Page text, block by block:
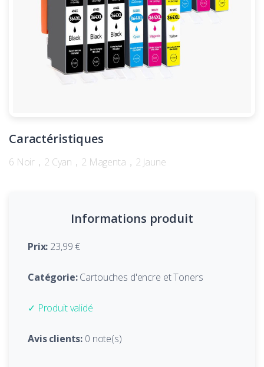
Caractéristiques
6 Noir，2 Cyan，2 Magenta，2 Jaune
Informations produit
Prix: 23,99 €
Catégorie:Cartouches d'encre et Toners
✓ Produit validé
Avis clients: 0 note(s)